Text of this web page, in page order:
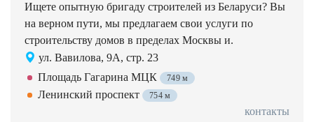
Ищете опытную бригаду строителей из Беларуси? Вы
на верном пути, мы предлагаем свои услуги по
строительству домов в пределах Москвы и.
ул. Вавилова, 9А, стр. 23
Площадь Гагарина МЦК
749 м
Ленинский проспект 754 м
контакты